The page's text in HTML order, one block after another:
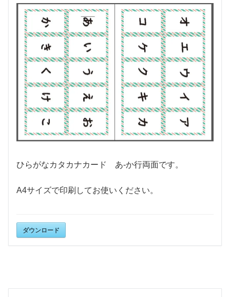
ひらがなカタカナカード あ-か行両面です。
A4サイズで印刷してお使いください。
ダウンロード